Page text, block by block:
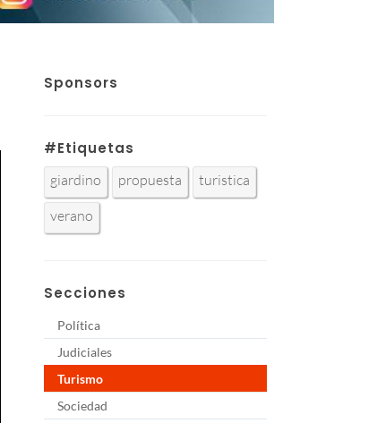
Sponsors
#Etiquetas
giardino propuesta
turistica
verano
Secciones
Política
Judiciales
Turismo
Sociedad